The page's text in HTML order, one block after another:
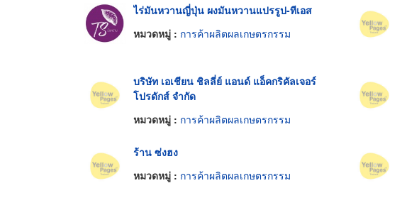
ไร่มันหวานญี่ปุ่น ผงมันหวานแปรรูป-ทีเอส
หมวดหมู่ : การค้าผลิตผลเกษตรกรรม
บริษัท เอเชียน ชิลลี่ย์ แอนด์ แอ็คกริคัลเจอร์
โปรดักส์ จำกัด
หมวดหมู่ : การค้าผลิตผลเกษตรกรรม
ร้าน ซ่งฮง
หมวดหมู่ : การค้าผลิตผลเกษตรกรรม